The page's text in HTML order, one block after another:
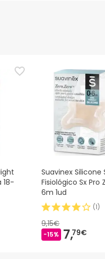
este produto, mas
se desejares,
18-
Suavinex Silicone
Fisiológico Sx Pro
6m 1ud
(1)
9,15€
-15% 7,79€